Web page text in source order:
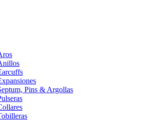
Pins & Argollas